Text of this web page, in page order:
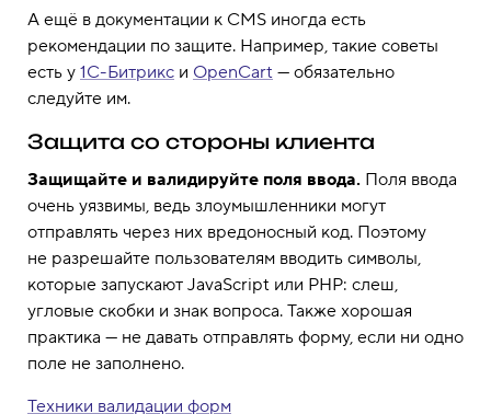
А ещё в документации к CMS иногда есть
рекомендации по защите. Например, такие советы
есть у 1С-Битрикс и OpenCart — обязательно
следуйте им.
Защита со стороны клиента
Защищайте и валидируйте поля ввода. Поля ввода
очень уязвимы, ведь злоумышленники могут
отправлять через них вредоносный код. Поэтому
не разрешайте пользователям вводить символы,
которые запускают JavaScript или PHP: слеш,
угловые скобки и знак вопроса. Также хорошая
практика — не давать отправлять форму, если ни одно
поле не заполнено.
Техники валидации форм